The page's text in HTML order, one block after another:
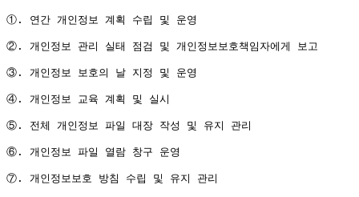
①. 연간 개인정보 계획 수립 및 운영
②. 개인정보 관리 실태 점검 및 개인정보보호책임자에게 보고
③. 개인정보 보호의 날 지정 및 운영
④. 개인정보 교육 계획 및 실시
⑤. 전체 개인정보 파일 대장 작성 및 유지 관리
⑥. 개인정보 파일 열람 창구 운영
⑦. 개인정보보호 방침 수립 및 유지 관리